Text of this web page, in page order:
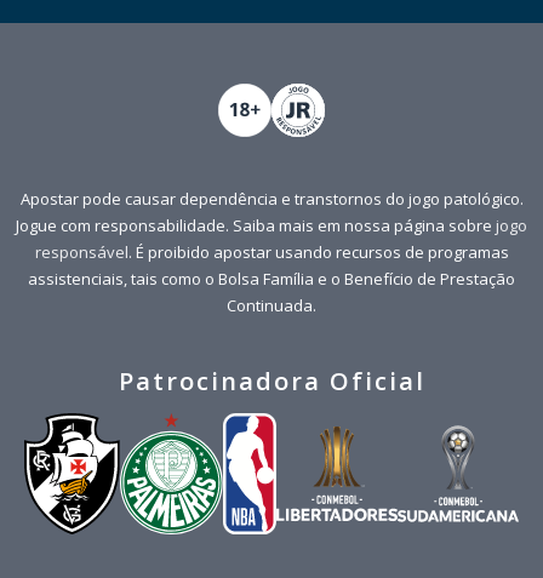
Apostar pode causar dependência e transtornos do jogo patológico.
Jogue com responsabilidade. Saiba mais em nossa página sobre jogo
responsável. É proibido apostar usando recursos de programas
assistenciais, tais como o Bolsa Família e o Benefício de Prestação
Continuada.
Patrocinadora Oficial